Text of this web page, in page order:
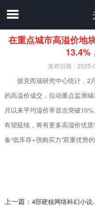
在重点城市高溢价地
13.4%
发布日期：
据克而瑞研究中心统计，2
的高溢价成交，拉动重点监测
月以来平均溢价率首次突破
有望延续，将有更多高溢价优
备“低库存+强购买力”双重优势
上一篇： 4部硬核网络科幻小